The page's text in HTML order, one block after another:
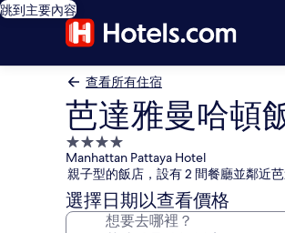
跳到主要內容
查看所有住宿
芭達雅曼哈頓
4.0
星
級
住
宿
Manhattan Pattaya Hotel
親子型的飯店，設有 2 間餐廳並鄰近
選擇日期以查看價格
想要去哪裡？